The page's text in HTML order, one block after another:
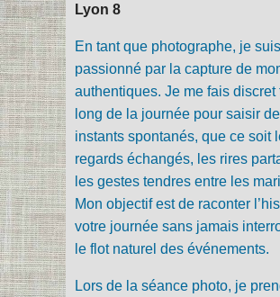
Lyon 8
En tant que photographe, je suis
passionné par la capture de
authentiques. Je me fais discret
long de la journée pour saisir
instants spontanés, que ce soit
regards échangés, les rires
les gestes tendres entre les
Mon objectif est de raconter
votre journée sans jamais
le flot naturel des événements.
Lors de la séance photo, je